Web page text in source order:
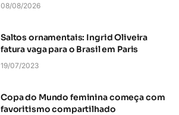
08/08/2026
Saltos ornamentais: Ingrid Oliveira
fatura vaga para o Brasil em Paris
19/07/2023
Copa do Mundo feminina começa com
favoritismo compartilhado